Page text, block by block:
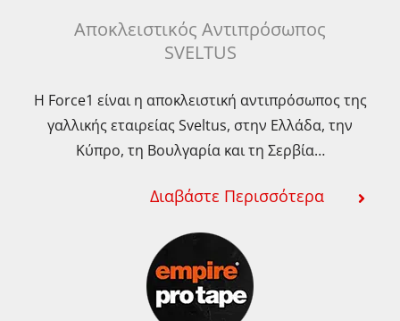
Αποκλειστικός Αντιπρόσωπος
SVELTUS
Η Force1 είναι η αποκλειστική αντιπρόσωπος της
γαλλικής εταιρείας Sveltus, στην Ελλάδα, την
Κύπρο, τη Βουλγαρία και τη Σερβία…
Διαβάστε Περισσότερα